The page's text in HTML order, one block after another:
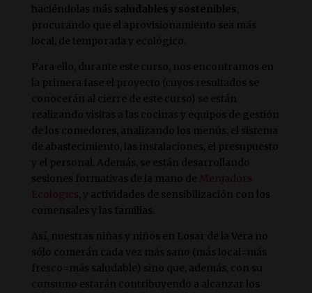
haciéndolas más saludables y sostenibles
procurando que el aprovisionamiento sea más
local, de temporada y ecológico.
Para ello, durante este curso, nos encontramos en
la primera fase el proyecto (cuyos resultados se
conocerán al cierre de este curso) se están
realizando visitas a las cocinas y equipos de gestión
de los comedores, analizando los menús, el sistema
de abastecimiento, las instalaciones, el presupuesto
y el personal. Además, se están desarrollando
sesiones formativas de la mano de Menjadors
Ecologics , y actividades de sensibilización con los
comensales y las familias.
Así, nuestras niñas y niños en Losar de la Vera no
sólo comerán cada vez más sano (más local=más
fresco=más saludable) sino que, además, con su
consumo estarán contribuyendo a alcanzar los